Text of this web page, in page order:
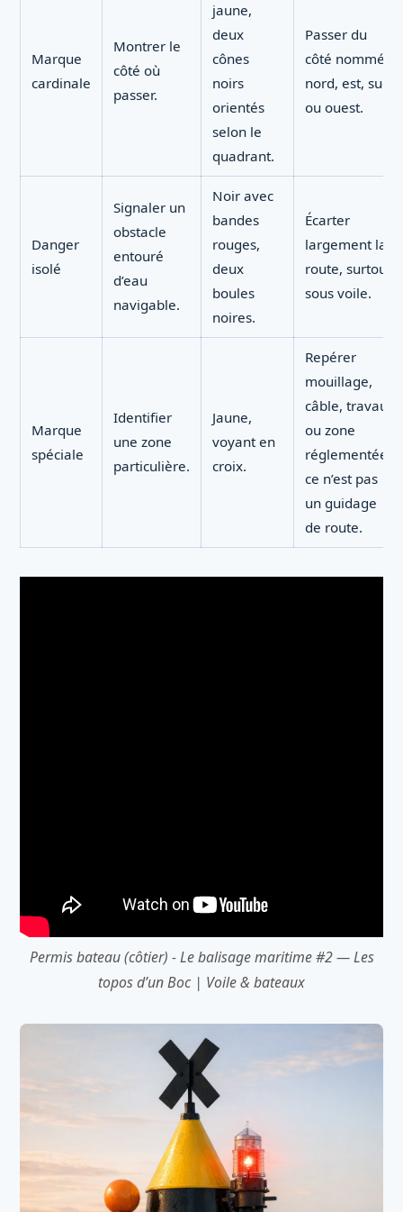
Marque
cardinale
Montrer le
côté où
passer.
jaune,
deux
cônes
noirs
orientés
selon le
quadrant.
Passer du
côté nommé :
nord, est, sud
ou ouest.
Danger
isolé
Signaler un
obstacle
entouré
d’eau
navigable.
Noir avec
bandes
rouges,
deux
boules
noires.
Écarter
largement la
route, surtout
sous voile.
Marque
spéciale
Identifier
une zone
particulière.
Jaune,
voyant en
croix.
Repérer
mouillage,
câble, travaux
ou zone
réglementée ;
ce n’est pas
un guidage
de route.
Permis bateau (côtier) - Le balisage maritime #2 — Les
topos d’un Boc | Voile & bateaux